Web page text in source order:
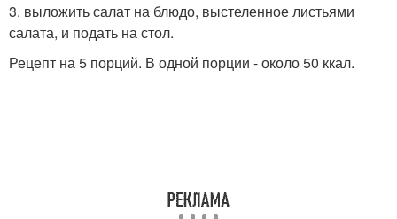
3. выложить салат на блюдо, выстеленное листьями
салата, и подать на стол.
Рецепт на 5 порций. В одной порции - около 50 ккал.